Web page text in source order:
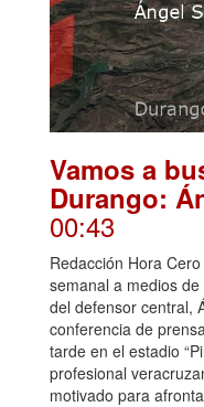
Vamos a
Durango:
00:43
Redacción Hora
semanal a medios
del defensor central,
conferencia de
tarde en el estadio
profesional
motivado para